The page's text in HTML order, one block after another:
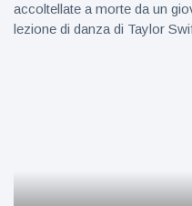
accoltellate a morte da un
lezione di danza di Taylor